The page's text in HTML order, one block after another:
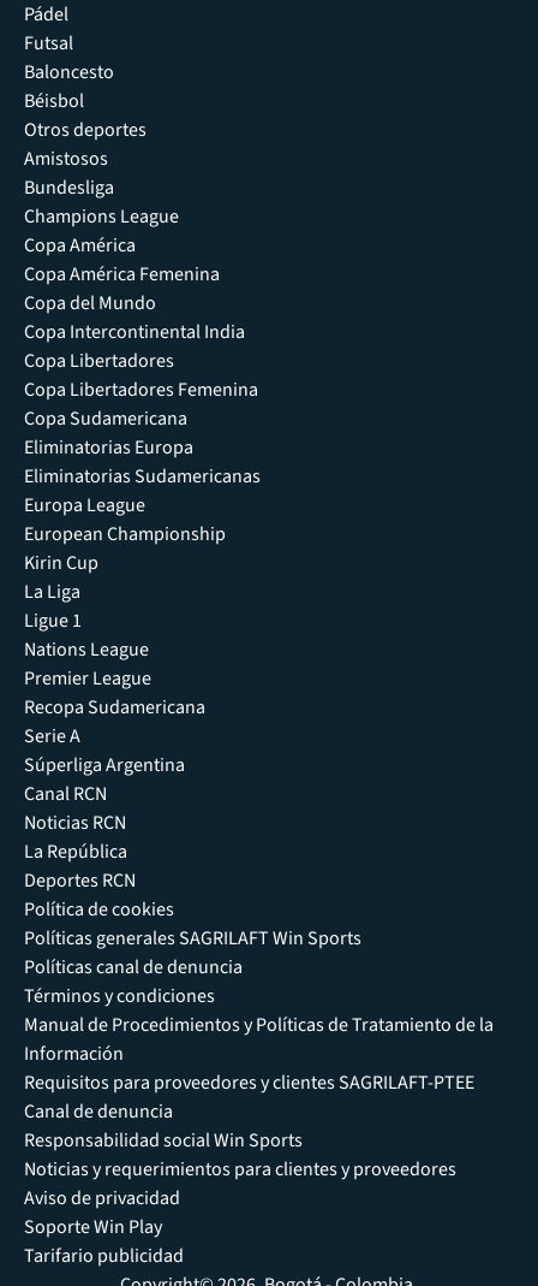
Pádel
Futsal
Baloncesto
Béisbol
Otros deportes
Amistosos
Bundesliga
Champions League
Copa América
Copa América Femenina
Copa del Mundo
Copa Intercontinental India
Copa Libertadores
Copa Libertadores Femenina
Copa Sudamericana
Eliminatorias Europa
Eliminatorias Sudamericanas
Europa League
European Championship
Kirin Cup
La Liga
Ligue 1
Nations League
Premier League
Recopa Sudamericana
Serie A
Súperliga Argentina
Canal RCN
Noticias RCN
La República
Deportes RCN
Política de cookies
Políticas generales SAGRILAFT Win Sports
Políticas canal de denuncia
Términos y condiciones
Manual de Procedimientos y Políticas de Tratamiento de la
Información
Requisitos para proveedores y clientes SAGRILAFT-PTEE
Canal de denuncia
Responsabilidad social Win Sports
Noticias y requerimientos para clientes y proveedores
Aviso de privacidad
Soporte Win Play
Tarifario publicidad